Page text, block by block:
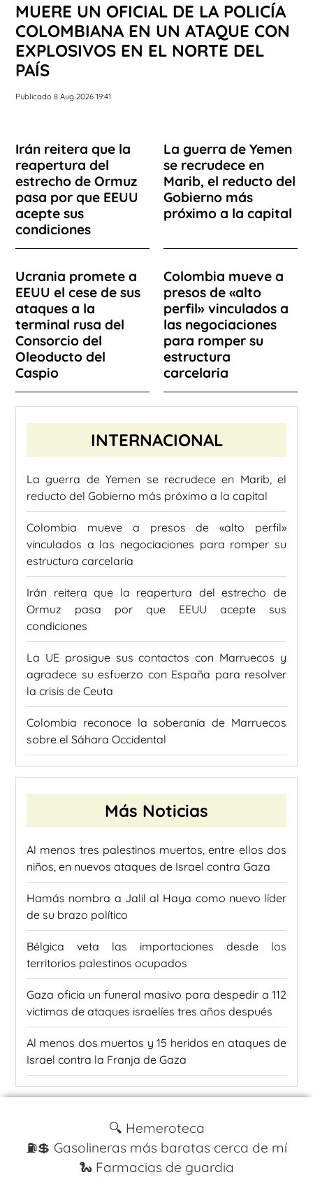
MUERE UN OFICIAL DE LA POLICÍA
COLOMBIANA EN UN ATAQUE CON
EXPLOSIVOS EN EL NORTE DEL
PAÍS
Publicado 8 Aug 2026 19:41
Irán reitera que la
reapertura del
estrecho de Ormuz
pasa por que EEUU
acepte sus
condiciones
La guerra de Yemen
se recrudece en
Marib, el reducto del
Gobierno más
próximo a la capital
Ucrania promete a
EEUU el cese de sus
ataques a la
terminal rusa del
Consorcio del
Oleoducto del
Caspio
Colombia mueve a
presos de «alto
perfil» vinculados a
las negociaciones
para romper su
estructura
carcelaria
INTERNACIONAL
La guerra de Yemen se recrudece en Marib, el
reducto del Gobierno más próximo a la capital
Colombia mueve a presos de «alto perfil»
vinculados a las negociaciones para romper su
estructura carcelaria
Irán reitera que la reapertura del estrecho de
Ormuz pasa por que EEUU acepte sus
condiciones
La UE prosigue sus contactos con Marruecos y
agradece su esfuerzo con España para resolver
la crisis de Ceuta
Colombia reconoce la soberanía de Marruecos
sobre el Sáhara Occidental
Más Noticias
Al menos tres palestinos muertos, entre ellos dos
niños, en nuevos ataques de Israel contra Gaza
Hamás nombra a Jalil al Haya como nuevo líder
de su brazo político
Bélgica veta las importaciones desde los
territorios palestinos ocupados
Gaza oficia un funeral masivo para despedir a 112
víctimas de ataques israelíes tres años después
Al menos dos muertos y 15 heridos en ataques de
Israel contra la Franja de Gaza
🔍 Hemeroteca
⛽️💲 Gasolineras más baratas cerca de mí
🐍 Farmacias de guardia